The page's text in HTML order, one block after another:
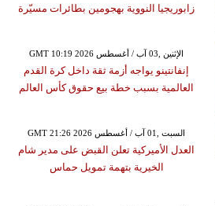
زابوريجيا النووية بهجومين بطائرات مسيّرة
GMT 10:19 2026 الإثنين ,03 آب / أغسطس
إنفانتينو يواجه أزمة ثقة داخل كرة القدم
العالمية بسبب خطة بيع حقوق كأس العالم
GMT 21:26 2026 السبت ,01 آب / أغسطس
العدل الأميركية تعلن القبض على مدير شام
الخيرية بتهمة تمويل حماس